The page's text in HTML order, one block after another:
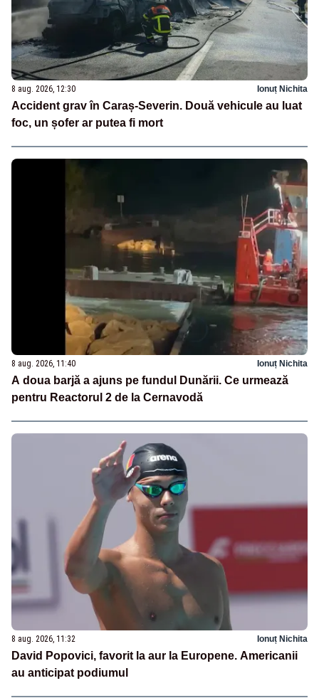
8 aug. 2026, 12:30 Ionuț Nichita
Accident grav în Caraș-Severin. Două vehicule au luat
foc, un șofer ar putea fi mort
8 aug. 2026, 11:40 Ionuț Nichita
A doua barjă a ajuns pe fundul Dunării. Ce urmează
pentru Reactorul 2 de la Cernavodă
8 aug. 2026, 11:32 Ionuț Nichita
David Popovici, favorit la aur la Europene. Americanii
au anticipat podiumul